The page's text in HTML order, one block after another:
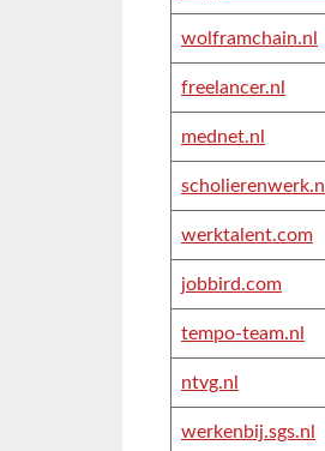
wolframchain.nl
freelancer.nl
mednet.nl
scholierenwerk.nl
werktalent.com
jobbird.com
tempo-team.nl
ntvg.nl
werkenbij.sgs.nl